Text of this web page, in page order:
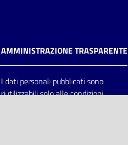
AMMINISTRAZIONE TRASPARENTE
I dati personali pubblicati sono
riutilizzabili solo alle condizioni